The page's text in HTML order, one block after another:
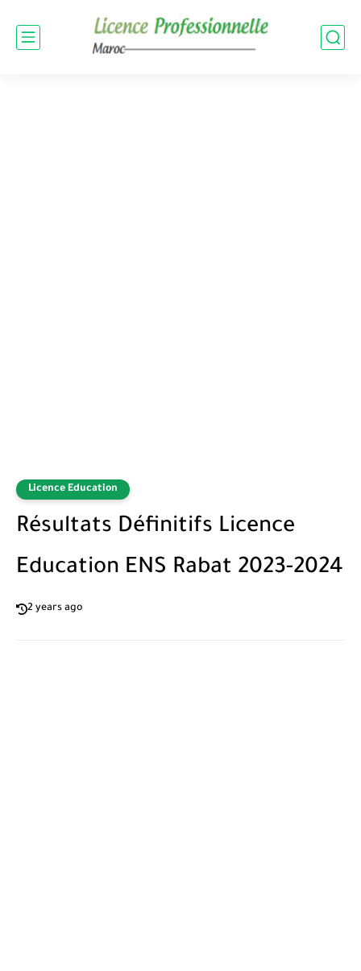
Licence Education
Résultats Définitifs Licence
Education ENS Rabat 2023-2024
2 years ago